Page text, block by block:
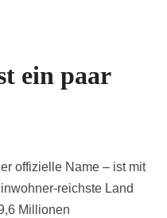
ein paar
offizielle Name – ist mit
reichste Land
Millionen